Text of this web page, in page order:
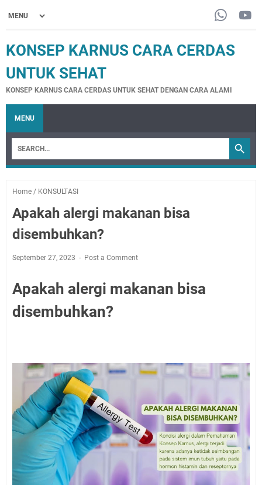
KONSEP KARNUS CARA CERDAS
UNTUK SEHAT
KONSEP KARNUS CARA CERDAS UNTUK SEHAT DENGAN CARA ALAMI
MENU
Home / KONSULTASI
Apakah alergi makanan bisa
disembuhkan?
September 27, 2023 Post a Comment
Apakah alergi makanan bisa
disembuhkan?